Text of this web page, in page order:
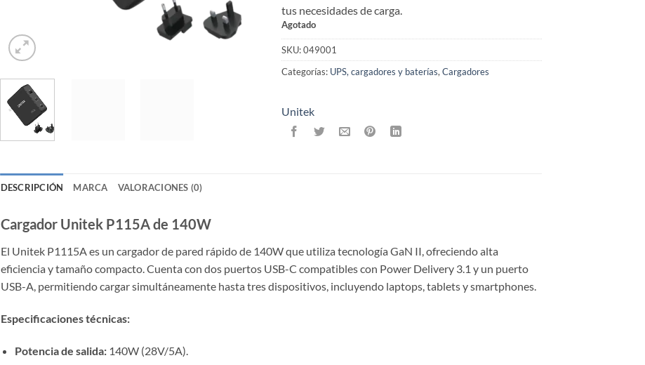
tus necesidades de carga.
Agotado
SKU:049001
Categorías: UPS, cargadores y baterías,Cargadores
Unitek
DESCRIPCIÓN MARCA VALORACIONES (0)
Cargador Unitek P115A de 140W
El Unitek P1115A es un cargador de pared rápido de 140W que utiliza tecnología GaN II, ofreciendo alta
eficiencia y tamaño compacto.Cuenta con dos puertos USB-C compatibles con Power Delivery 3.1 y un puerto
USB-A, permitiendo cargar simultáneamente hasta tres dispositivos, incluyendo laptops, tablets y smartphones.​
Especificaciones técnicas:
Potencia de salida: 140W (28V/5A).